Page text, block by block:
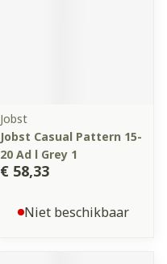
Jobst
Jobst Casual Pattern 15-
20 Ad l Grey 1
€ 58,33
Niet beschikbaar